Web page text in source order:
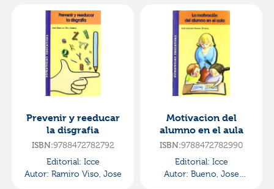
Prevenir y reeducar
la disgrafia
ISBN:9788472782792
Editorial: Icce
Autor: Ramiro Viso, Jose
Motivacion del
alumno en el aula
ISBN:9788472782990
Editorial: Icce
Autor: Bueno, Jose